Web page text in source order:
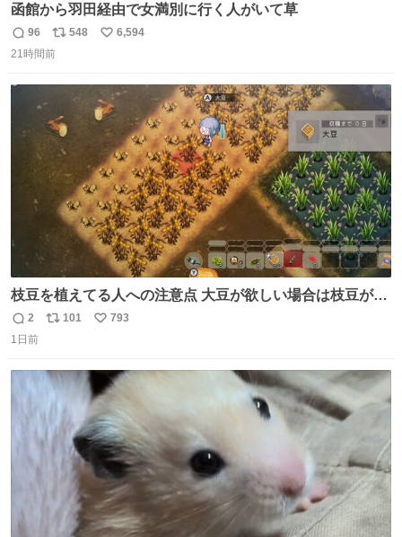
函館から羽田経由で女満別に行く人がいて草
返
信
96
リ
ポ
数
548
い
数
6,594
21時間前
枝豆を植えてる人への注意点 大豆が欲しい場合は枝豆が収
穫できる状態で秋を迎えましょう。 気になって一部だけ収
穫したら普通に枯れてた… #ほの暮しの庭
返
信
2
リ
ト
数
101
い
793
1日前